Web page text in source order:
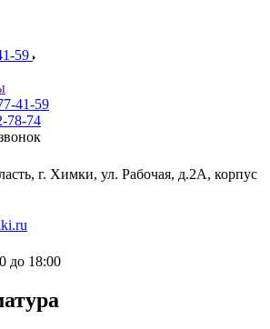
59
41-59
78-74
г. Химки, ул. Рабочая, д.2А, корпус
до 18:00